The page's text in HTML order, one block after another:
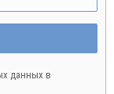
данных в